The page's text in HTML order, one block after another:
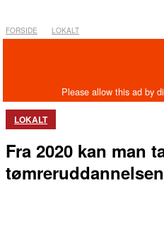
FORSIDE LOKALT
LOKALT
Fra 2020 kan man